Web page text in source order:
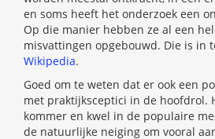
en soms heeft het onderzoek een
Op die manier hebben ze al een
misvattingen opgebouwd. Die is in
Wikipedia.
Goed om te weten dat er ook een
met praktijksceptici in de hoofdrol.
kommer en kwel in de populaire
de natuurlijke neiging om vooral